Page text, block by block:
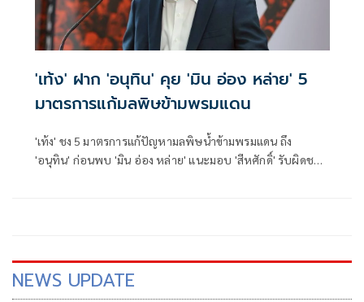
'เท้ง' ฝาก 'อนุทิน' คุย 'มิน อ่อง หล่าย' 5
มาตรการแก้มลพิษข้ามพรมแดน
'เท้ง' ชง 5 มาตรการแก้ปัญหามลพิษน้ำข้ามพรมแดน ถึง
'อนุทิน' ก่อนพบ 'มิน อ่อง หล่าย' แนะมอบ 'สีหศักดิ์' รับผิดชอบ
NEWS UPDATE